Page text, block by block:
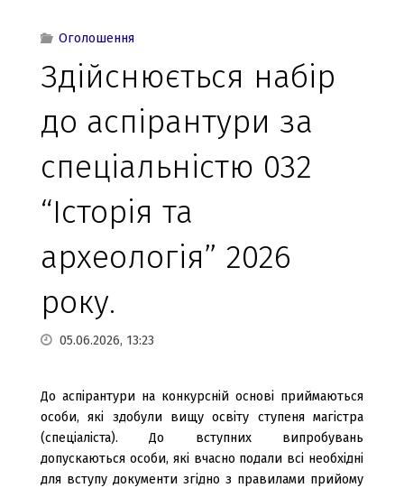
Оголошення
Здійснюється набір
до аспірантури за
спеціальністю 032
“Історія та
археологія” 2026
року.
05.06.2026, 13:23
До аспірантури на конкурсній основі приймаються
особи, які здобули вищу освіту ступеня магістра
(спеціаліста). До вступних випробувань
допускаються особи, які вчасно подали всі необхідні
для вступу документи згідно з правилами прийому